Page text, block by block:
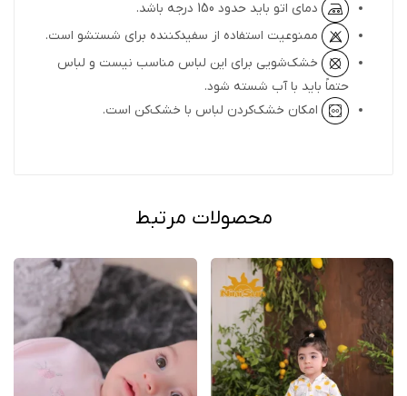
دمای اتو باید حدود 150 درجه باشد.
ممنوعیت استفاده از سفیدکننده برای شستشو است.
خشک‌شویی برای این لباس مناسب نیست و لباس
حتماً باید با آب شسته شود.
امکان خشک‌کردن لباس با خشک‌کن است.
محصولات مرتبط